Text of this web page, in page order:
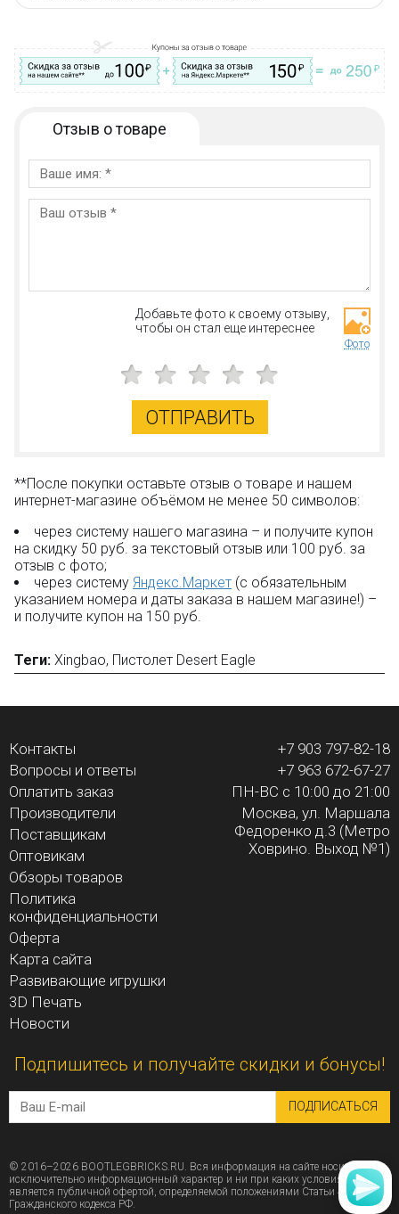
Отзыв о товаре
Добавьте фото к своему отзыву,
чтобы он стал еще интереснее
Фото
ОТПРАВИТЬ
**После покупки оставьте отзыв о товаре и нашем
интернет-магазине объёмом не менее 50 символов:
через систему нашего магазина – и получите купон
на скидку 50 руб. за текстовый отзыв или 100 руб. за
отзыв с фото;
через систему Яндекс.Маркет (с обязательным
указанием номера и даты заказа в нашем магазине!) –
и получите купон на 150 руб.
Теги: Xingbao, Пистолет Desert Eagle
Контакты
Вопросы и ответы
Оплатить заказ
Производители
Поставщикам
Оптовикам
Обзоры товаров
Политика
конфиденциальности
Оферта
Карта сайта
Развивающие игрушки
3D Печать
Новости
+7 903 797-82-18
+7 963 672-67-27
ПН-ВС с 10:00 до 21:00
Москва, ул. Маршала
Федоренко д.3 (Метро
Ховрино. Выход №1)
Подпишитесь и получайте скидки и бонусы!
ПОДПИСАТЬСЯ
© 2016–2026 BOOTLEGBRICKS.RU. Вся информация на сайте носит
исключительно информационный характер и ни при каких условиях не
является публичной офертой, определяемой положениями Статьи 437 (2)
Гражданского кодекса РФ.